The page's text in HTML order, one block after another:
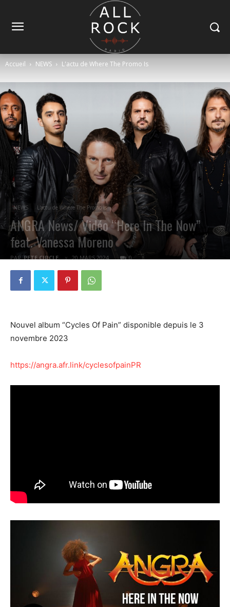
Accueil NEWS L'actu de Where The Promo Is
NEWS L'actu de Where The Promo Is
ANGRA News/ Vidéo “Here In The Now”
feat. Vanessa Moreno
PAR PETE CIRCLE 20 MARS 2024 0
Nouvel album “Cycles Of Pain” disponible depuis le 3
novembre 2023
https://angra.afr.link/cyclesofpainPR